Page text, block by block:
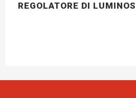
REGOLATORE DI